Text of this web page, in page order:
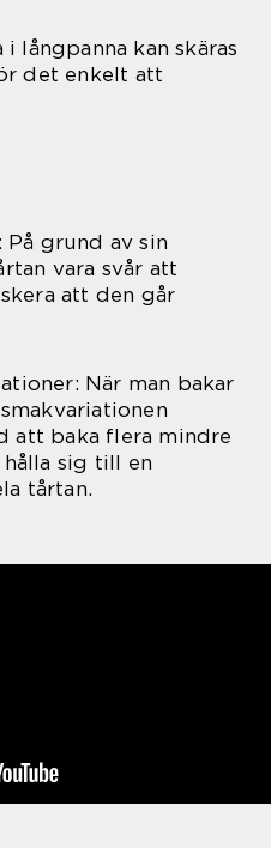
långpanna kan skäras
det enkelt att
På grund av sin
vara svår att
att den går
När man bakar
att baka flera mindre
sig till en
tårtan.